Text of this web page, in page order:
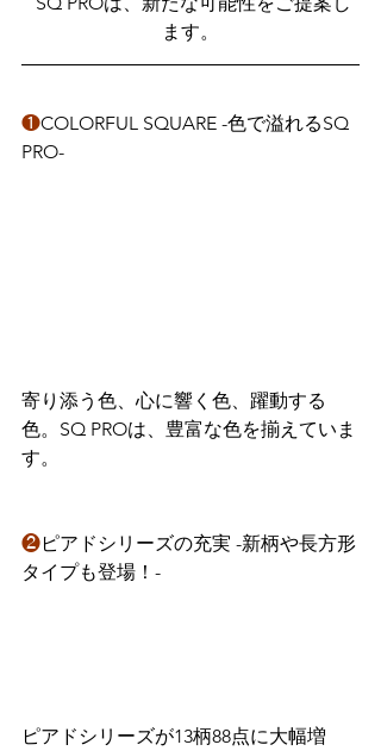
ます。
❶COLORFUL SQUARE -色で溢れるSQ
PRO-
寄り添う色、心に響く色、躍動する
色。SQ PROは、豊富な色を揃えていま
す。
❷ピアドシリーズの充実 -新柄や長方形
タイプも登場！-
ピアドシリーズが13柄88点に大幅増